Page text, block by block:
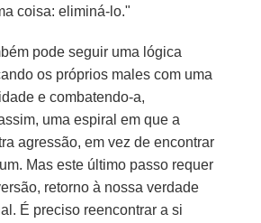
coisa: eliminá-lo."
pode seguir uma lógica
os próprios males com uma
e combatendo-a,
uma espiral em que a
agressão, em vez de encontrar
Mas este último passo requer
retorno à nossa verdade
É preciso reencontrar a si